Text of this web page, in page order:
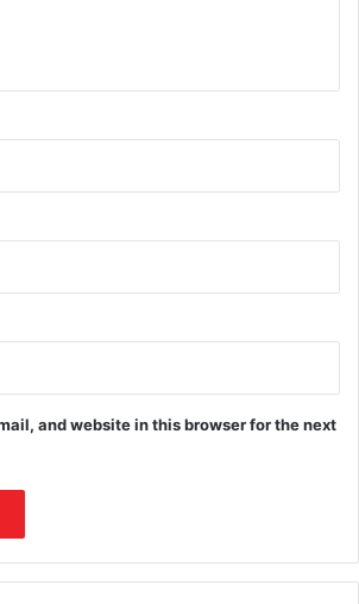
and website in this browser for the next